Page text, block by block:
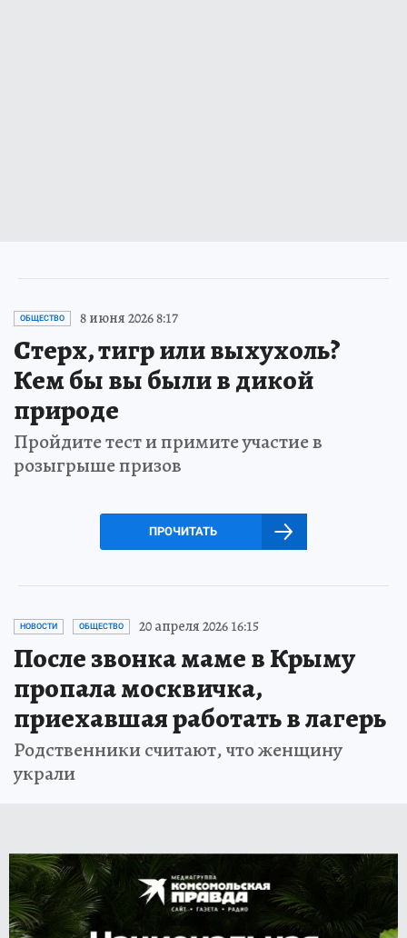
ОБЩЕСТВО 8 июня 2026 8:17
Стерх, тигр или выхухоль?
Кем бы вы были в дикой
природе
Пройдите тест и примите участие в
розыгрыше призов
ПРОЧИТАТЬ
НОВОСТИ ОБЩЕСТВО 20 апреля 2026 16:15
После звонка маме в Крыму
пропала москвичка,
приехавшая работать в лагерь
Родственники считают, что женщину
украли